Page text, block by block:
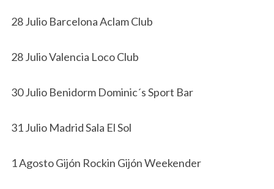
28 Julio Barcelona Aclam Club
28 Julio Valencia Loco Club
30 Julio Benidorm Dominic´s Sport Bar
31 Julio Madrid Sala El Sol
1 Agosto Gijón Rockin Gijón Weekender